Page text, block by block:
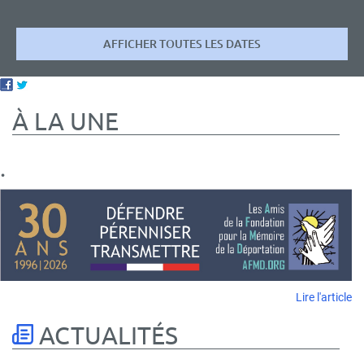
À LA UNE
.
Lire l'article.
ACTUALITÉS
AFFICHER TOUTES LES DATES